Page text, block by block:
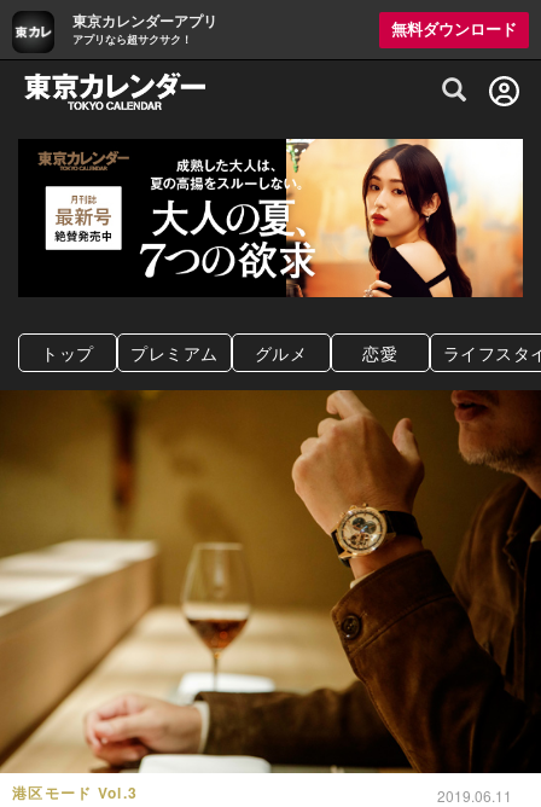
東京カレンダーアプリ
アプリなら超サクサク！
無料ダウンロード
グルメ情報・プレミアムレストラン予約
トップ プレミアム グルメ 恋愛 ライフスタ
港区モード Vol.3 2019.06.11